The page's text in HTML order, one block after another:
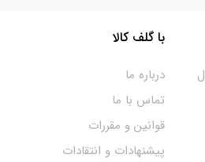
با گلف کالا
درباره ما
تماس با ما
قوانین و مقررات
پیشنهادات و انتقادات